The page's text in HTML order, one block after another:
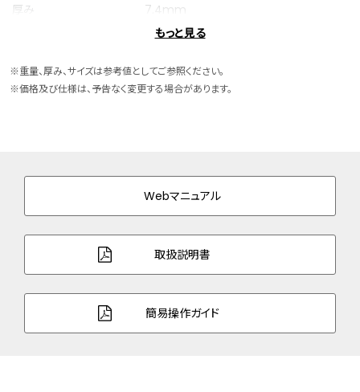
厚み 7.4mm
ケース素材 ステンレス
三ツ折れプッシュタイプ
バンド幅 12.0mm
バンド調整可能サイ
125～184mm
サファイアガラス（無反射コーティング）
もっと見る
※重量、厚み、サイズは参考値としてご参照ください。
※価格及び仕様は、予告なく変更する場合があります。
Webマニュアル
取扱説明書
簡易操作ガイド